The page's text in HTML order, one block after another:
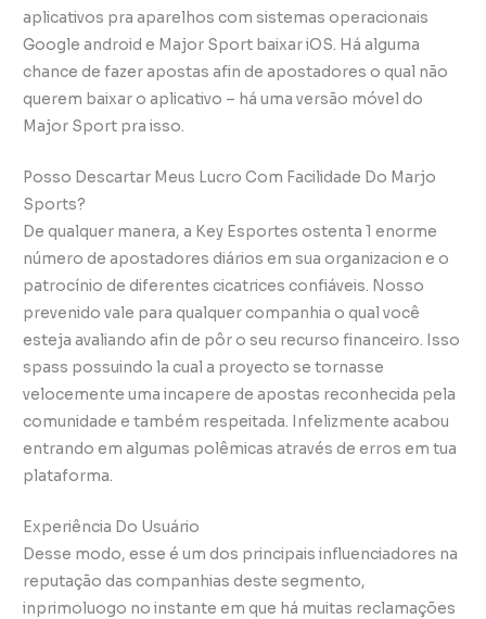
aplicativos pra aparelhos com sistemas operacionais
Google android e Major Sport baixar iOS. Há alguma
chance de fazer apostas afin de apostadores o qual não
querem baixar o aplicativo – há uma versão móvel do
Major Sport pra isso.
Posso Descartar Meus Lucro Com Facilidade Do Marjo
Sports?
De qualquer manera, a Key Esportes ostenta 1 enorme
número de apostadores diários em sua organizacion e o
patrocínio de diferentes cicatrices confiáveis. Nosso
prevenido vale para qualquer companhia o qual você
esteja avaliando afin de pôr o seu recurso financeiro. Isso
spass possuindo la cual a proyecto se tornasse
velocemente uma incapere de apostas reconhecida pela
comunidade e também respeitada. Infelizmente acabou
entrando em algumas polêmicas através de erros em tua
plataforma.
Experiência Do Usuário
Desse modo, esse é um dos principais influenciadores na
reputação das companhias deste segmento,
inprimoluogo no instante em que há muitas reclamações